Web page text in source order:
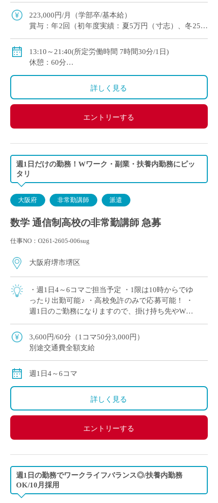
成にも挑戦できる環境です。 株式会社NS […]
223,000円/月（学部卒/基本給）
賞与：年2回（初年度実績：夏5万円（寸志）、冬25万
円（固定） 年間30万円）
上記基本給に加え、以下の各種手当あり
・塾教務手当：18,000円
・日曜・祝日教務等手当：2,000円/日
13:10～21:40(所定労働時間 7時間30分/1日)
休憩：60分
※部署・部門によって異なる場合があります。
詳しく見る
エントリーする
週1日だけの勤務！Wワーク・副業・扶養内勤務にピッ
タリ
大阪府 非常勤講師 派遣
数学 通信制高校の非常勤講師 急募
仕事NO：O261-2605-006sug
大阪府堺市堺区
・週1日4～6コマご担当予定 ・1限は10時からでゆ
ったり出勤可能♪ ・高校免許のみで応募可能！ ・
週1日のご勤務になりますので、掛け持ち先やWワ
ークにぴったりな求人です ・駅から徒歩1分の学
校で、ピカピカな校舎で働きま […]
3,600円/60分（1コマ50分3,000円）
別途交通費全額支給
週1日4～6コマ
詳しく見る
エントリーする
週1日の勤務でワークライフバランス◎/扶養内勤務
OK/10月採用